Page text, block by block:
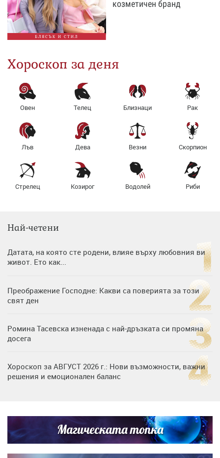
БЛЯСЪК И СТИЛ
козметичен бранд
Хороскоп за деня
Овен Телец Близнаци Рак
Лъв Дева Везни Скорпион
Стрелец Козирог Водолей Риби
Най-четени
Датата, на която сте родени, влияе върху любовния ви
живот. Ето как...
Преображение Господне: Какви са поверията за този
свят ден
Ромина Тасевска изненада с най-дръзката си промяна
досега
Хороскоп за АВГУСТ 2026 г.: Нови възможности, важни
решения и емоционален баланс
си деца на семейна морска приказка
Звездна ваканция в Майорка: Дженифър Анистън,
Кортни Кокс и Джим Къртис заедно на яхта
Магическата топка